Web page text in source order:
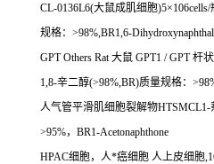
CL-0136L6(大鼠成肌细胞)5×106cells/
规格： >98%,BR1,6-
GPT Others Rat大鼠 GPT1 / GPT杆
1,8-辛二醇(>98%,BR)质量规格：
人气管平滑肌细胞裂解物HTSMCL1-
>95%， BR1-Acetonaphthone
HPAC细胞，人*癌细胞 人上皮细胞